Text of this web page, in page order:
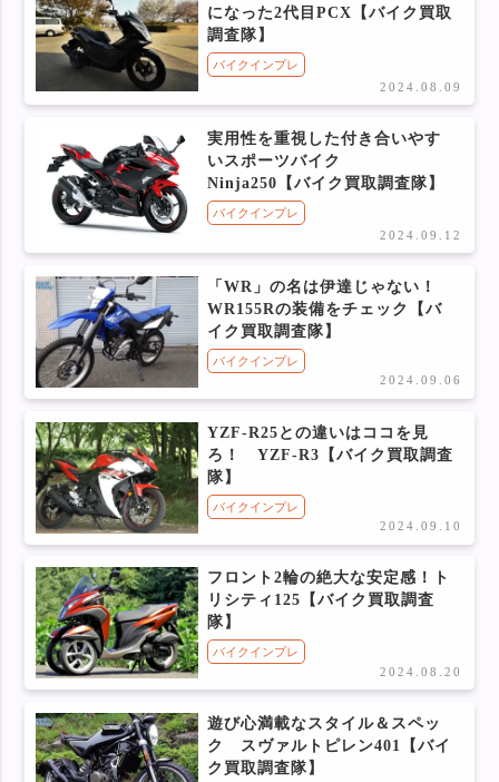
になった2代目PCX【バイク買取
調査隊】
バイクインプレ
2024.08.09
実用性を重視した付き合いやす
いスポーツバイク
Ninja250【バイク買取調査隊】
バイクインプレ
2024.09.12
「WR」の名は伊達じゃない！
WR155Rの装備をチェック【バ
イク買取調査隊】
バイクインプレ
2024.09.06
YZF-R25との違いはココを見
ろ！ YZF-R3【バイク買取調査
隊】
バイクインプレ
2024.09.10
フロント2輪の絶大な安定感！ト
リシティ125【バイク買取調査
隊】
バイクインプレ
2024.08.20
遊び心満載なスタイル＆スペッ
ク スヴァルトピレン401【バイ
ク買取調査隊】